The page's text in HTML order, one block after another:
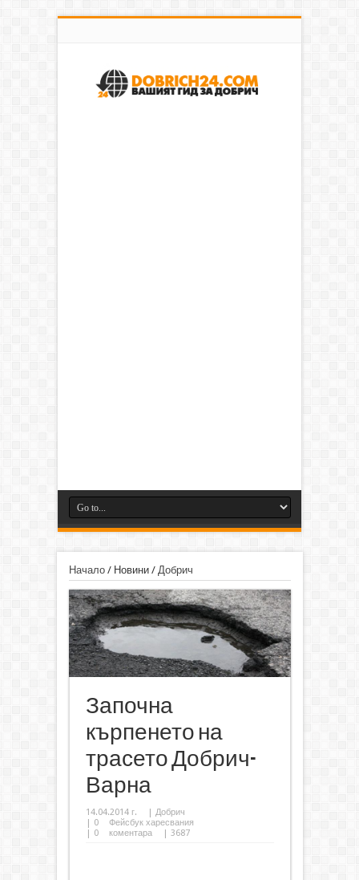
Начало/ Новини/ Добрич
Започна
кърпенето на
трасето Добрич-
Варна
14.04.2014 г. | Добрич
| 0
Фейсбук харесвания
| 0 коментара | 3687